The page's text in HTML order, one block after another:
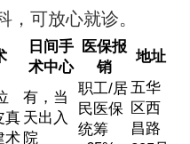
，可放心就诊。
日间手
术中心
医保报
销
地址
真
术
有，当
天出入
院
职工/居
民医保
统筹
五华
区西
昌路